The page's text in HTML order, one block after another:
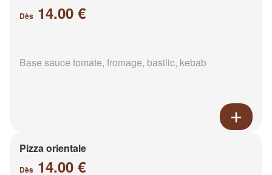
Dès 14.00 €
Base sauce tomate, fromage, basilic, kebab
Pizza orientale
Dès 14.00 €